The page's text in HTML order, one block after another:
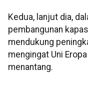
Kedua, lanjut dia,
pembangunan
mendukung
mengingat Uni
menantang.